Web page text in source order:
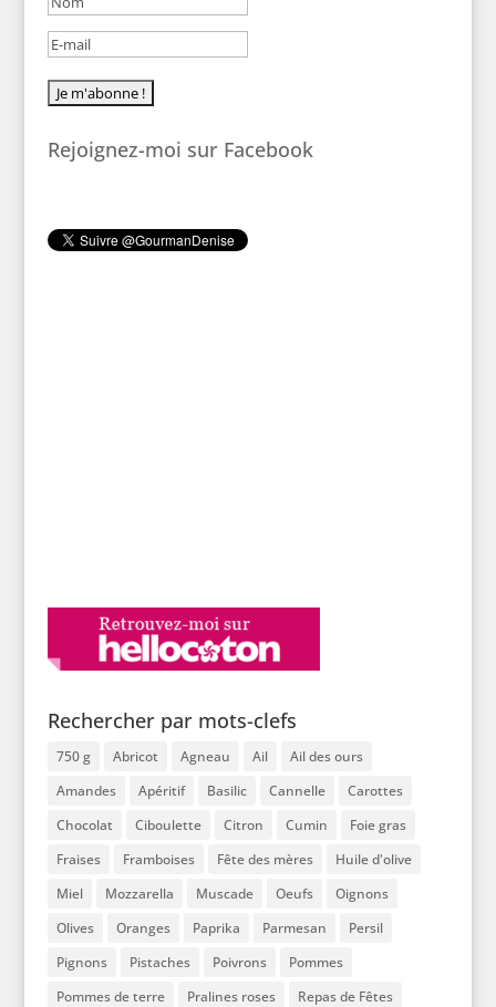
Rejoignez-moi sur Facebook
Rechercher par mots-clefs
750 g Abricot Agneau Ail
Ail des ours
Amandes
Apéritif Basilic Cannelle
Carottes
Chocolat
Ciboulette Citron Cumin
Foie gras
Fraises
Framboises Fête des mères
Huile d'olive
Miel
Mozzarella Muscade Oeufs
Oignons
Olives
Oranges Paprika Parmesan
Persil
Pignons
Pistaches Poivrons
Pommes
Pommes de terre
Pralines roses
Repas de Fêtes